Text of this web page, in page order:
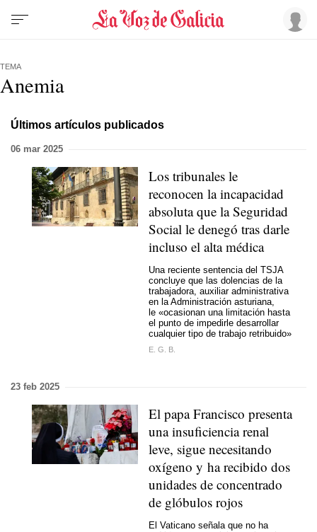
TEMA
Anemia
Últimos artículos publicados
06 mar 2025
Los tribunales le
reconocen la incapacidad
absoluta que la Seguridad
Social le denegó tras darle
incluso el alta médica
Una reciente sentencia del TSJA
concluye que las dolencias de la
trabajadora, auxiliar administrativa
en la Administración asturiana,
le «ocasionan una limitación hasta
el punto de impedirle desarrollar
cualquier tipo de trabajo retribuido»
E. G. B.
23 feb 2025
El papa Francisco presenta
una insuficiencia renal
leve, sigue necesitando
oxígeno y ha recibido dos
unidades de concentrado
de glóbulos rojos
El Vaticano señala que no ha